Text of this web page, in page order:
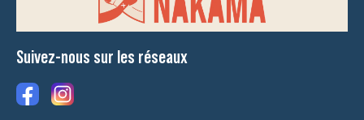
Suivez-nous sur les réseaux